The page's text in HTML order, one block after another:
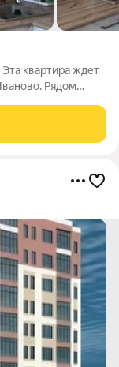
квартира ждет